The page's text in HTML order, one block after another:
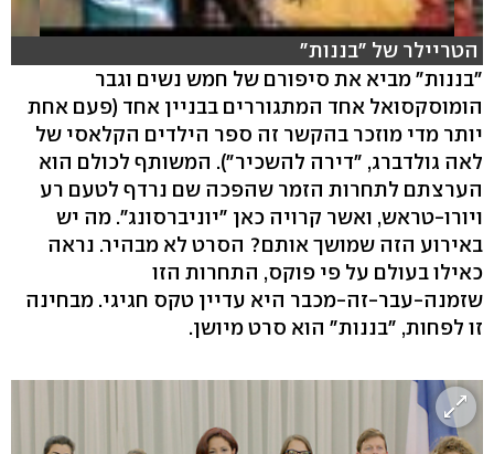
הטריילר של "בננות"
"בננות" מביא את סיפורם של חמש נשים וגבר
הומוסקסואל אחד המתגוררים בבניין אחד (פעם אחת
יותר מדי מוזכר בהקשר זה ספר הילדים הקלאסי של
לאה גולדברג, "דירה להשכיר"). המשותף לכולם הוא
הערצתם לתחרות הזמר שהפכה שם נרדף לטעם רע
ויורו-טראש, ואשר קרויה כאן "יוניברסונג". מה יש
באירוע הזה שמושך אותם? הסרט לא מבהיר. נראה
כאילו בעולם על פי פוקס, התחרות הזו
שזמנה-עבר-זה-מכבר היא עדיין טקס חגיגי. מבחינה
זו לפחות, "בננות" הוא סרט מיושן.